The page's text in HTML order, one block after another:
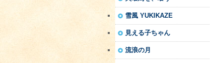
雪風 YUKIKAZE
見える子ちゃん
流浪の月